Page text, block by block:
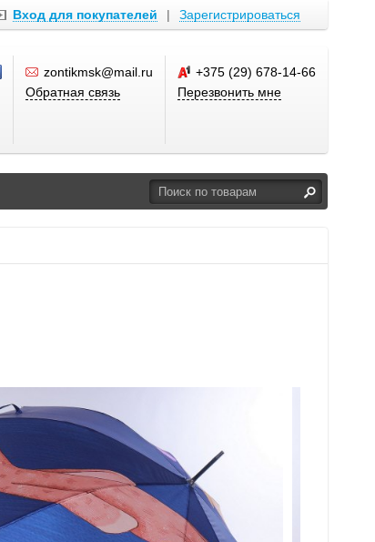
Вход для покупателей | Зарегистрироваться
zontikmsk@mail.ru
Обратная связь
+375 (29) 678-14-66
Перезвонить мне